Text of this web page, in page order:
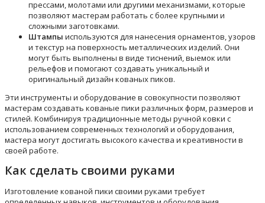
прессами, молотами или другими механизмами, которые
позволяют мастерам работать с более крупными и
сложными заготовками.
Штампы используются для нанесения орнаментов, узоров
и текстур на поверхность металлических изделий. Они
могут быть выполнены в виде тиснений, выемок или
рельефов и помогают создавать уникальный и
оригинальный дизайн кованых пиков.
Эти инструменты и оборудование в совокупности позволяют
мастерам создавать кованые пики различных форм, размеров и
стилей. Комбинируя традиционные методы ручной ковки с
использованием современных технологий и оборудования,
мастера могут достигать высокого качества и креативности в
своей работе.
Как сделать своими руками
Изготовление кованой пики своими руками требует